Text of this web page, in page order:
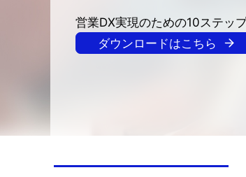
営業DX実現のための10ステッ
ダウンロードはこちら